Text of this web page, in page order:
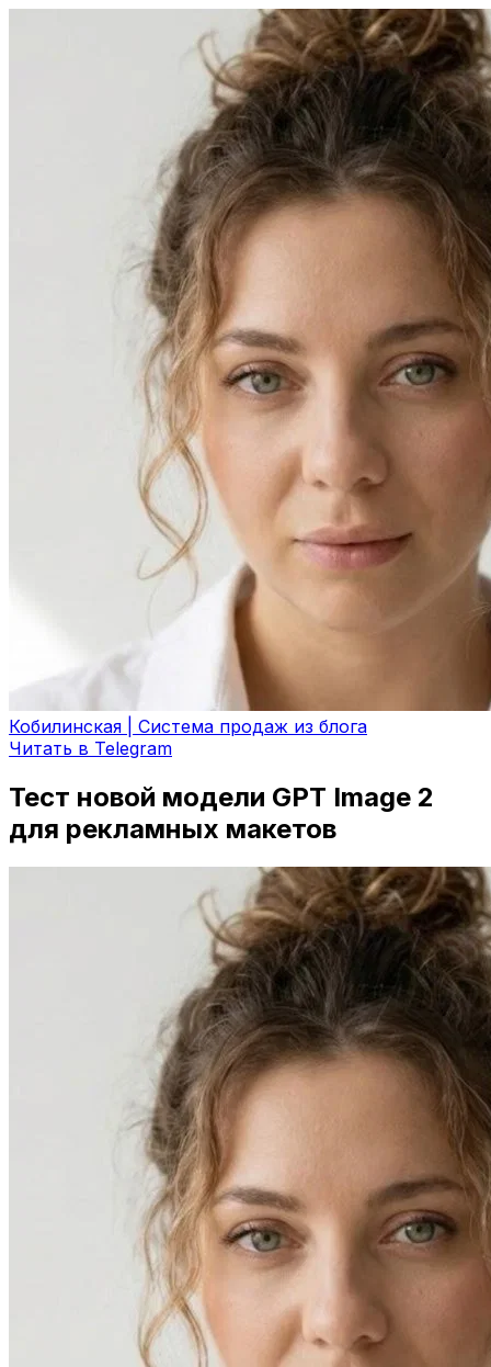
Кобилинская | Система продаж из блога
Читать в Telegram
Тест новой модели GPT Image 2
для рекламных макетов